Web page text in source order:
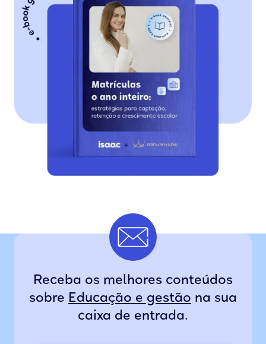
Receba os melhores conteúdos
sobre Educação e gestão na sua
caixa de entrada.